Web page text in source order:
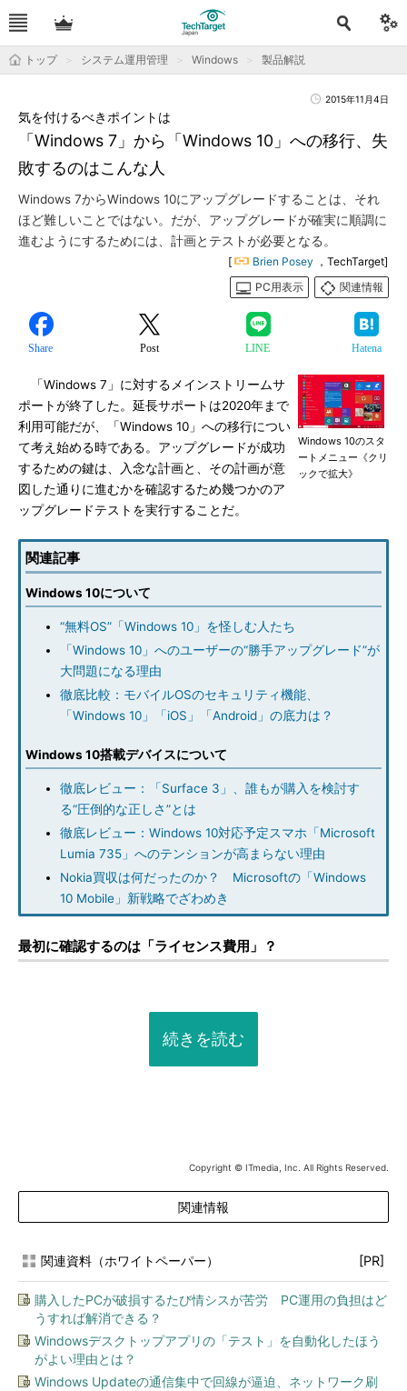
トップ システム運用管理 Windows 製品解説
2015年11月4日
「Windows 7」から「Windows 10」への移行、失
敗するのはこんな人
気を付けるべきポイントは
Windows 7からWindows 10にアップグレードすることは、それ
ほど難しいことではない。だが、アップグレードが確実に順調に
進むようにするためには、計画とテストが必要となる。
[ Brien Posey ，TechTarget]
PC用表示
関連情報
Share Post LINE Hatena
Windows 10のスタ
ートメニュー《クリ
ックで拡大》
「Windows 7」に対するメインストリームサ
ポートが終了した。延長サポートは2020年まで
利用可能だが、「Windows 10」への移行につい
て考え始める時である。アップグレードが成功
するための鍵は、入念な計画と、その計画が意
図した通りに進むかを確認するため幾つかのア
ップグレードテストを実行することだ。
関連記事
Windows 10について
“無料OS”「Windows 10」を怪しむ人たち
「Windows 10」へのユーザーの“勝手アップグレード”が
大問題になる理由
徹底比較：モバイルOSのセキュリティ機能、
「Windows 10」「iOS」「Android」の底力は？
Windows 10搭載デバイスについて
徹底レビュー：「Surface 3」、誰もが購入を検討す
る“圧倒的な正しさ”とは
徹底レビュー：Windows 10対応予定スマホ「Microsoft
Lumia 735」へのテンションが高まらない理由
Nokia買収は何だったのか？ Microsoftの「Windows
10 Mobile」新戦略でざわめき
最初に確認するのは「ライセンス費用」？
続きを読む
Copyright © ITmedia, Inc. All Rights Reserved.
関連情報
関連資料（ホワイトペーパー） [PR]
購入したPCが破損するたび情シスが苦労 PC運用の負担はど
うすれば解消できる？
Windowsデスクトップアプリの「テスト」を自動化したほう
がよい理由とは？
Windows Updateの通信集中で回線が逼迫、ネットワーク刷